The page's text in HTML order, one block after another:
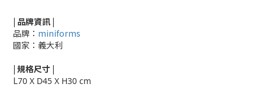
| 品牌資訊 |
品牌： miniforms
國家：義大利
| 規格尺寸 |
L70 X D45 X H30 cm